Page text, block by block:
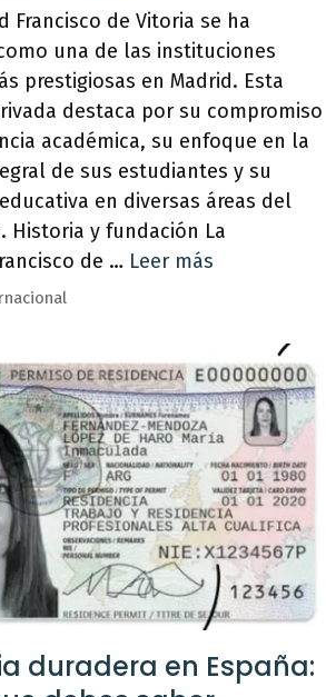
Francisco de Vitoria se ha
una de las instituciones
prestigiosas en Madrid. Esta
destaca por su compromiso
académica, su enfoque en la
de sus estudiantes y su
en diversas áreas del
Historia y fundación La
de … Leer más
duradera en España: